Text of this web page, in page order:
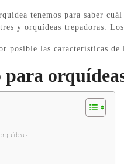
tenemos para saber
y orquídeas trepadoras.
posible las características